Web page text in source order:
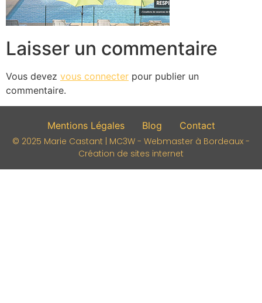
Laisser un commentaire
Vous devez vous connecter pour publier un
commentaire.
Mentions Légales Blog
Contact
© 2025 Marie Castant | MC3W - Webmaster à Bordeaux -
Création de sites internet